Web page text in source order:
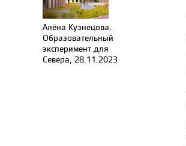
Алёна Кузнецова.
Образовательный
эксперимент для
Севера, 28.11.2023